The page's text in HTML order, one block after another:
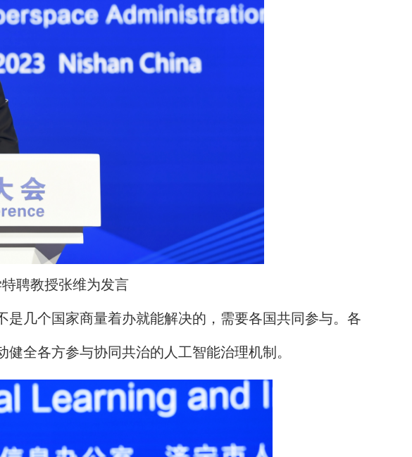
聘教授张维为发言
几个国家商量着办就能解决的，需要各国共同参与。各
全各方参与协同共治的人工智能治理机制。